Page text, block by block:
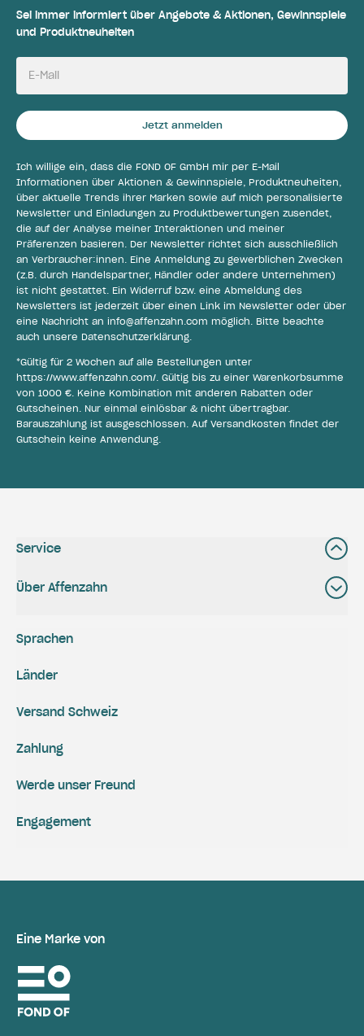
Sei immer informiert über Angebote & Aktionen, Gewinnspiele
und Produktneuheiten
E-Mail
Jetzt anmelden
Ich willige ein, dass die FOND OF GmbH mir per E-Mail
Informationen über Aktionen & Gewinnspiele, Produktneuheiten,
über aktuelle Trends ihrer Marken sowie auf mich personalisierte
Newsletter und Einladungen zu Produktbewertungen zusendet,
die auf der Analyse meiner Interaktionen und meiner
Präferenzen basieren. Der Newsletter richtet sich ausschließlich
an Verbraucher:innen. Eine Anmeldung zu gewerblichen Zwecken
(z.B. durch Handelspartner, Händler oder andere Unternehmen)
ist nicht gestattet. Ein Widerruf bzw. eine Abmeldung des
Newsletters ist jederzeit über einen Link im Newsletter oder über
eine Nachricht an info@affenzahn.com möglich. Bitte beachte
auch unsere Datenschutzerklärung.
*Gültig für 2 Wochen auf alle Bestellungen unter
https://www.affenzahn.com/. Gültig bis zu einer Warenkorbsumme
von 1000 €. Keine Kombination mit anderen Rabatten oder
Gutscheinen. Nur einmal einlösbar & nicht übertragbar.
Barauszahlung ist ausgeschlossen. Auf Versandkosten findet der
Gutschein keine Anwendung.
Service
Über Affenzahn
Versand Schweiz
Zahlung
Engagement
Werde unser Freund
Sprachen
Länder
Eine Marke von